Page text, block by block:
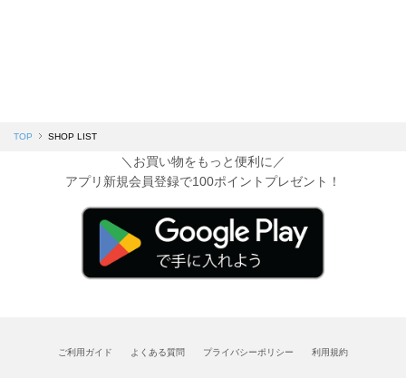
TOP SHOP LIST
＼お買い物をもっと便利に／
アプリ新規会員登録で100ポイントプレゼント！
ご利用ガイド よくある質問 プライバシーポリシー 利用規約